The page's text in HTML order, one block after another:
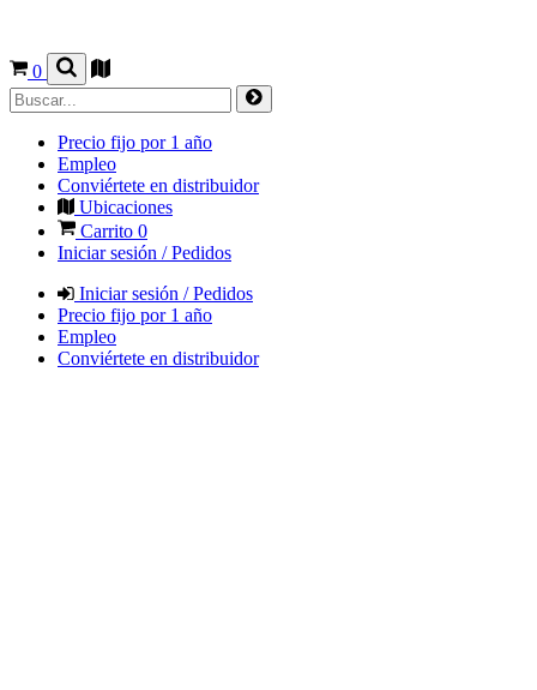
0
Precio fijo por 1 año
Empleo
Conviértete en distribuidor
Ubicaciones
Carrito 0
Iniciar sesión / Pedidos
Iniciar sesión / Pedidos
Precio fijo por 1 año
Empleo
Conviértete en distribuidor